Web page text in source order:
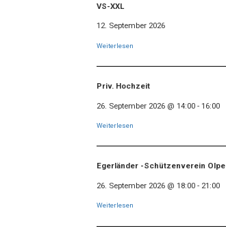
VS-XXL
12. September 2026
Weiterlesen
Priv. Hochzeit
26. September 2026 @ 14:00 - 16:00
Weiterlesen
Egerländer -Schützenverein Olpe
26. September 2026 @ 18:00 - 21:00
Weiterlesen